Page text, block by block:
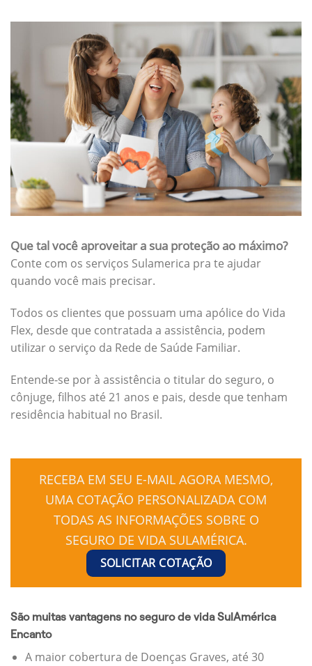
Que tal você aproveitar a sua proteção ao máximo?
Conte com os serviços Sulamerica pra te ajudar
quando você mais precisar.
Todos os clientes que possuam uma apólice do Vida
Flex, desde que contratada a assistência, podem
utilizar o serviço da Rede de Saúde Familiar.
Entende-se por à assistência o titular do seguro, o
cônjuge, filhos até 21 anos e pais, desde que tenham
residência habitual no Brasil.
RECEBA EM SEU E-MAIL AGORA MESMO,
UMA COTAÇÃO PERSONALIZADA COM
TODAS AS INFORMAÇÕES SOBRE O
SEGURO DE VIDA SULAMÉRICA.
SOLICITAR COTAÇÃO
São muitas vantagens no seguro de vida SulAmérica
Encanto
A maior cobertura de Doenças Graves, até 30